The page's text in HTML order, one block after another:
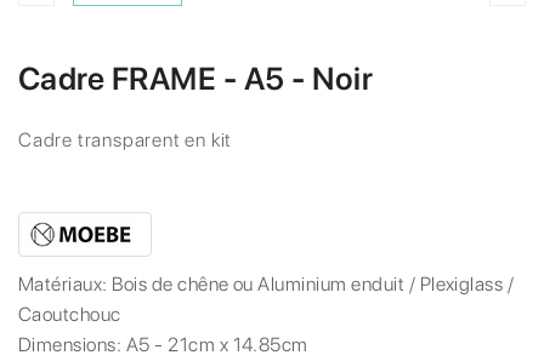
Cadre FRAME - A5 - Noir
Cadre transparent en kit
Matériaux: Bois de chêne ou Aluminium enduit / Plexiglass /
Caoutchouc
Dimensions: A5 - 21cm x 14.85cm